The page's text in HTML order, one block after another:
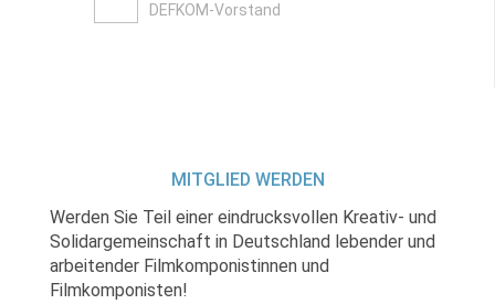
DEFKOM-Vorstand
MITGLIED WERDEN
Werden Sie Teil einer eindrucksvollen Kreativ- und
Solidargemeinschaft in Deutschland lebender und
arbeitender Filmkomponistinnen und
Filmkomponisten!